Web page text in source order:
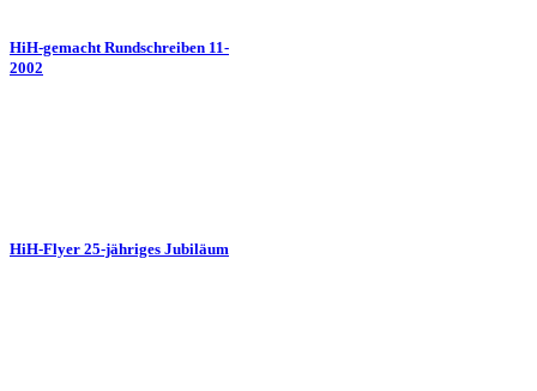
HiH-gemacht Rundschreiben 11-
2002
HiH-Flyer 25-jähriges Jubiläum